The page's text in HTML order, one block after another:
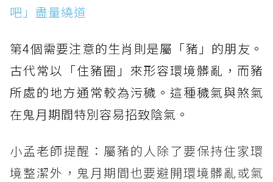
吧」盡量繞道
第4個需要注意的生肖則是屬「豬」的朋友。
古代常以「住豬圈」來形容環境髒亂，而豬
所處的地方通常較為污穢。這種穢氣與煞氣
在鬼月期間特別容易招致陰氣。
小孟老師提醒：屬豬的人除了要保持住家環
境整潔外，鬼月期間也要避開環境髒亂或氣